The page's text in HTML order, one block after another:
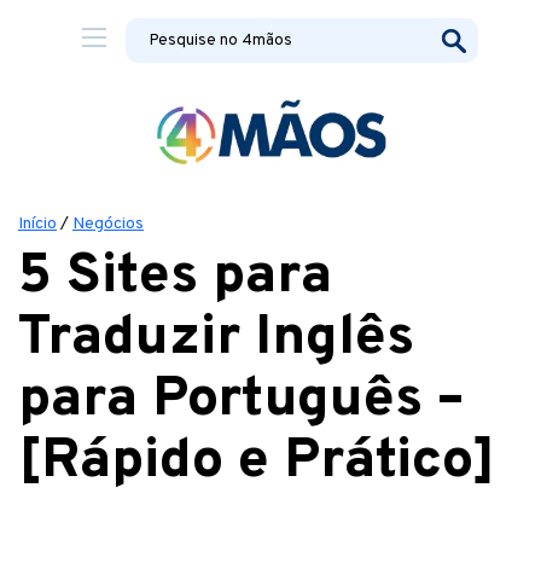
Início / Negócios
5 Sites para
Traduzir Inglês
para Português –
[Rápido e Prático]